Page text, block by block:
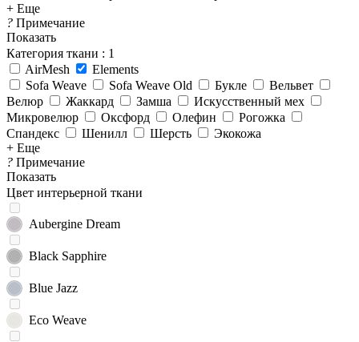
+ Еще
? Примечание
Показать
Категория ткани : 1
AirMesh
Elements
Sofa Weave
Sofa Weave Old Букле
Вельвет
Велюр
Жаккард Замша
Искусственный мех
Микровелюр
Оксфорд Олефин
Рогожка
Спандекс
Шенилл Шерсть
Экокожа
+ Еще
? Примечание
Показать
Цвет интерьерной ткани
Aubergine Dream
Black Sapphire
Blue Jazz
Eco Weave